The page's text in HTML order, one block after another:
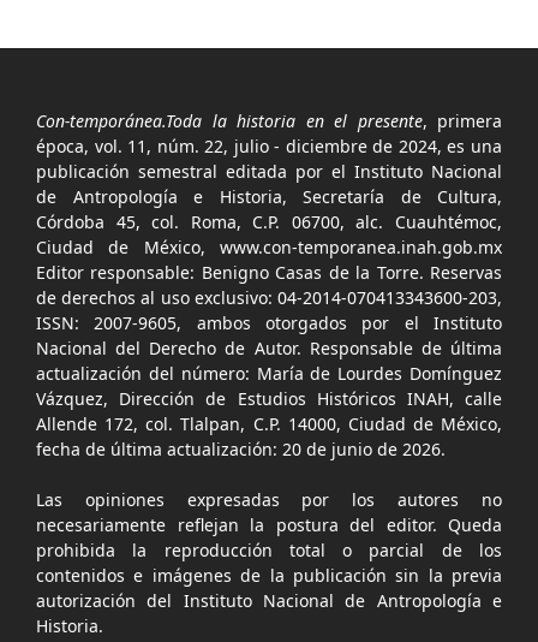
Con-temporánea.Toda la historia en el presente, primera
época, vol. 11, núm. 22, julio - diciembre de 2024, es una
publicación semestral editada por el Instituto Nacional
de Antropología e Historia, Secretaría de Cultura,
Córdoba 45, col. Roma, C.P. 06700, alc. Cuauhtémoc,
Ciudad de México, www.con-temporanea.inah.gob.mx
Editor responsable: Benigno Casas de la Torre. Reservas
de derechos al uso exclusivo: 04-2014-070413343600-203,
ISSN: 2007-9605, ambos otorgados por el Instituto
Nacional del Derecho de Autor. Responsable de última
actualización del número: María de Lourdes Domínguez
Vázquez, Dirección de Estudios Históricos INAH, calle
Allende 172, col. Tlalpan, C.P. 14000, Ciudad de México,
fecha de última actualización: 20 de junio de 2026.
Las opiniones expresadas por los autores no
necesariamente reflejan la postura del editor. Queda
prohibida la reproducción total o parcial de los
contenidos e imágenes de la publicación sin la previa
autorización del Instituto Nacional de Antropología e
Historia.